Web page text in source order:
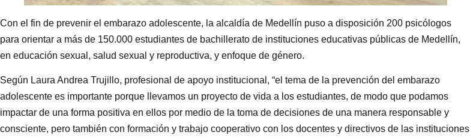
Con el fin de prevenir el embarazo adolescente, la alcaldía de Medellín puso a disposición 200 psicólogos
para orientar a más de 150.000 estudiantes de bachillerato de instituciones educativas públicas de Medellín,
en educación sexual, salud sexual y reproductiva, y enfoque de género.
Según Laura Andrea Trujillo, profesional de apoyo institucional, “el tema de la prevención del embarazo
adolescente es importante porque llevamos un proyecto de vida a los estudiantes, de modo que podamos
impactar de una forma positiva en ellos por medio de la toma de decisiones de una manera responsable y
consciente, pero también con formación y trabajo cooperativo con los docentes y directivos de las instituciones